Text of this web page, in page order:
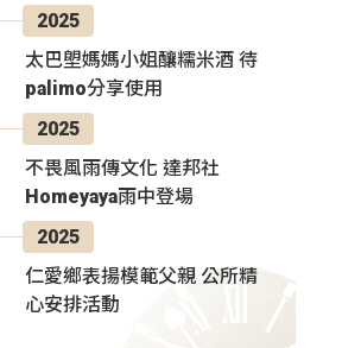
2025
太巴塱媽媽小姐釀糯米酒 待
palimo分享使用
2025
不畏風雨傳文化 達邦社
Homeyaya雨中登場
2025
仁愛鄉表揚模範父親 公所精
心安排活動